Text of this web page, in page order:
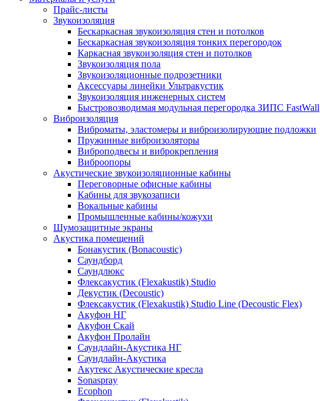
Прайс-листы
Звукоизоляция
Бескаркасная звукоизоляция стен и потолков
Бескаркасная звукоизоляция тонких перегородок
Каркасная звукоизоляция стен и потолков
Звукоизоляция пола
Звукоизоляционные подрозетники
Аксессуары линейки Ультракустик
Звукоизоляция инженерных систем
Быстровозводимая модульная перегородка ЗИПС FastWall
Виброизоляция
Виброматы, эластомеры и виброизолирующие подложки
Пружинные виброизоляторы
Виброподвесы и виброкрепления
Виброопоры
Акустические звукоизоляционные кабины
Переговорные офисные кабины
Кабины для звукозаписи
Вокальные кабины
Промышленные кабины/кожухи
Шумозащитные экраны
Акустика помещений
Бонакустик (Bonacoustic)
Саундборд
Саундлюкс
Флексакустик (Flexakustik) Studio
Декустик (Decoustic)
Флексакустик (Flexakustik) Studio Line (Decoustic Flex)
Акуфон НГ
Акуфон Скай
Акуфон Пролайн
Саундлайн-Акустика НГ
Саундлайн-Акустика
Акутекс Акустические кресла
Sonaspray
Ecophon